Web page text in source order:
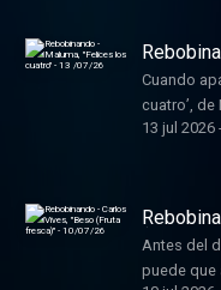
cuatro" -
Cuando
cuatro’,
inmediato
13 jul 2026
(Fruta
Antes del
puede que